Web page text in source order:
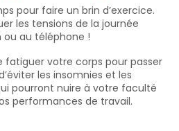
pour faire un brin d’exercice.
les tensions de la journée
au téléphone !
fatiguer votre corps pour passer
les insomnies et les
pourront nuire à votre faculté
performances de travail.